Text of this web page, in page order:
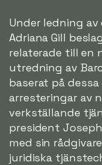
Under ledning
Adriana Gill
relaterade till en
utredning av
baserat på
arresteringar av
verkställande
president
med sin
juridiska